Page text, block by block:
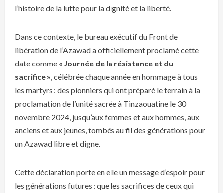
l’histoire de la lutte pour la dignité et la liberté.
Dans ce contexte, le bureau exécutif du Front de
libération de l’Azawad a officiellement proclamé cette
date comme « Journée de la résistance et du
sacrifice » , célébrée chaque année en hommage à tous
les martyrs : des pionniers qui ont préparé le terrain à la
proclamation de l’unité sacrée à Tinzaouatine le 30
novembre 2024, jusqu’aux femmes et aux hommes, aux
anciens et aux jeunes, tombés au fil des générations pour
un Azawad libre et digne.
Cette déclaration porte en elle un message d’espoir pour
les générations futures : que les sacrifices de ceux qui